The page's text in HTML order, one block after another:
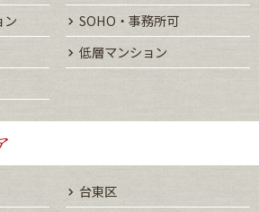
ン
SOHO・事務所可
低層マンション
台東区